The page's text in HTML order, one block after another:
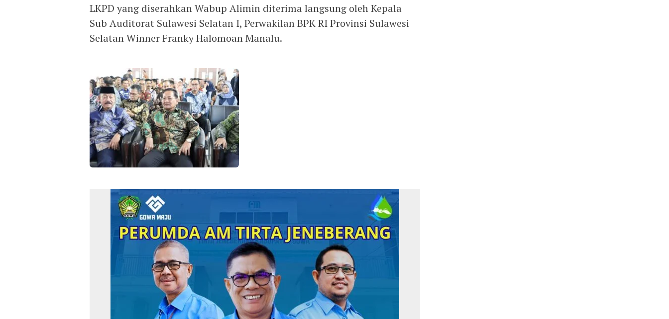
LKPD yang diserahkan Wabup Alimin diterima langsung oleh Kepala
Sub Auditorat Sulawesi Selatan I, Perwakilan BPK RI Provinsi Sulawesi
Selatan Winner Franky Halomoan Manalu.